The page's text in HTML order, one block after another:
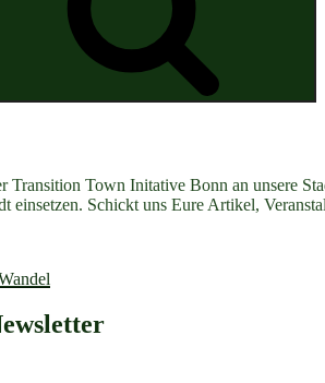
Transition Town Initative Bonn an unsere
einsetzen. Schickt uns Eure Artikel,